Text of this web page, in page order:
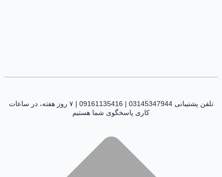
تلفن پشتیبانی 03145347944 | 09161135416 | ۷ روز هفته، در ساعات
کاری پاسخگوی شما هستیم